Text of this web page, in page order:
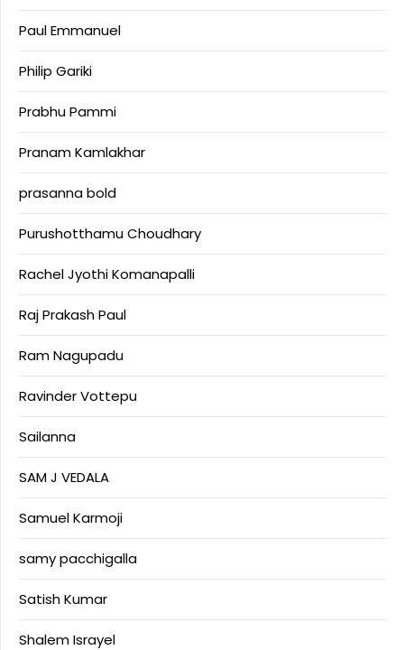
Paul Emmanuel
Philip Gariki
Prabhu Pammi
Pranam Kamlakhar
prasanna bold
Purushotthamu Choudhary
Rachel Jyothi Komanapalli
Raj Prakash Paul
Ram Nagupadu
Ravinder Vottepu
Sailanna
SAM J VEDALA
Samuel Karmoji
samy pacchigalla
Satish Kumar
Shalem Israyel